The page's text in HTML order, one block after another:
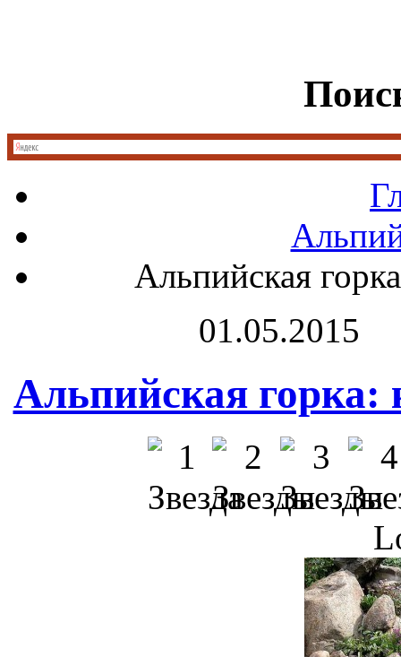
Альпийская
01.05.2015
Альпийская горка: